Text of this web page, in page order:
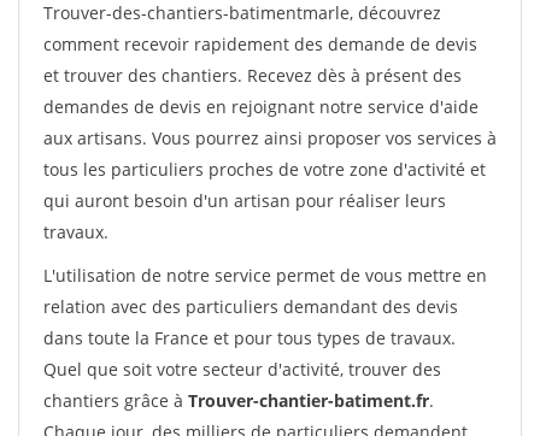
Trouver-des-chantiers-batimentmarle, découvrez
comment recevoir rapidement des demande de devis
et trouver des chantiers. Recevez dès à présent des
demandes de devis en rejoignant notre service d'aide
aux artisans. Vous pourrez ainsi proposer vos services à
tous les particuliers proches de votre zone d'activité et
qui auront besoin d'un artisan pour réaliser leurs
travaux.
L'utilisation de notre service permet de vous mettre en
relation avec des particuliers demandant des devis
dans toute la France et pour tous types de travaux.
Quel que soit votre secteur d'activité, trouver des
chantiers grâce à Trouver-chantier-batiment.fr.